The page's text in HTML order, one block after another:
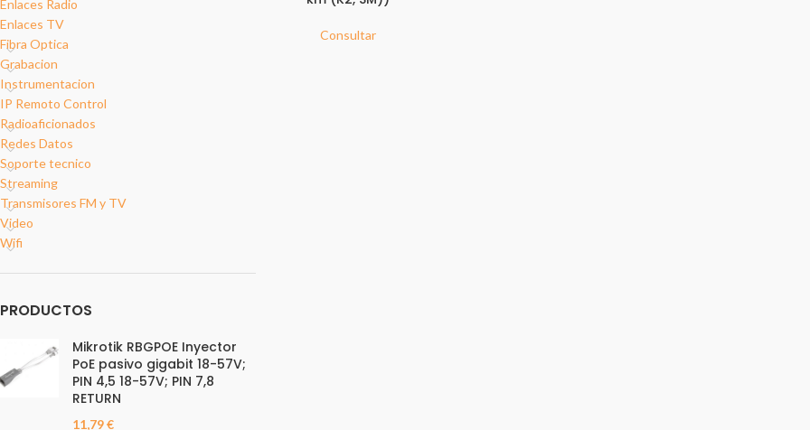
Enlaces Radio
Enlaces TV
Fibra Optica
Grabacion
Instrumentacion
IP Remoto Control
Radioaficionados
Redes Datos
Soporte tecnico
Streaming
Transmisores FM y TV
Video
Wifi
PRODUCTOS
Mikrotik RBGPOE Inyector
PoE pasivo gigabit 18-57V;
PIN 4,5 18-57V; PIN 7,8
RETURN
11,79€
Consultar